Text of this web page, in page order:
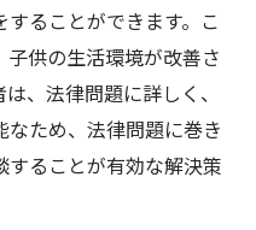
ることができます。こ
供の生活環境が改善さ
、法律問題に詳しく、
ため、法律問題に巻き
ることが有効な解決策